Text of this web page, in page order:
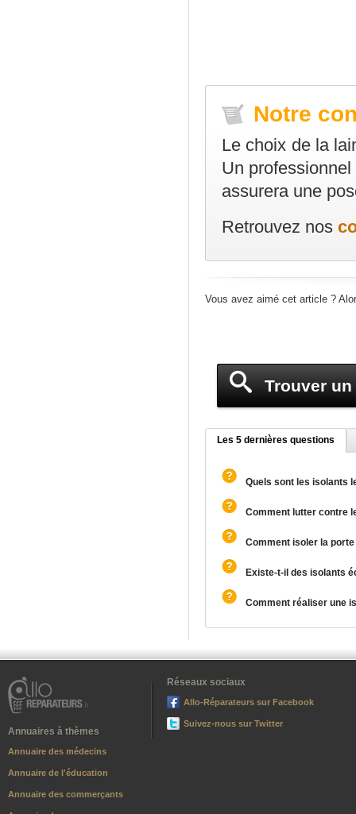
Notre
Le choix de la
Un
assurera une
Retrouvez nos
Vous avez aimé cet article ?
Trouver
Les 5 dernières questions
Quels sont les isolants
Comment lutter contre
Comment isoler la porte
Existe-t-il des isolants
Comment réaliser une
Annuaires à thèmes
Annuaire des médecins
Annuaire de l'éducation
Annuaire des commerçants
Réseaux sociaux
Allo-Réparateurs sur Facebook
Suivez-nous sur Twitter